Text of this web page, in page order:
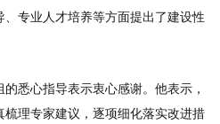
专业人才培养等方面提出了建设性
悉心指导表示衷心感谢。他表示，
梳理专家建议，逐项细化落实改进措